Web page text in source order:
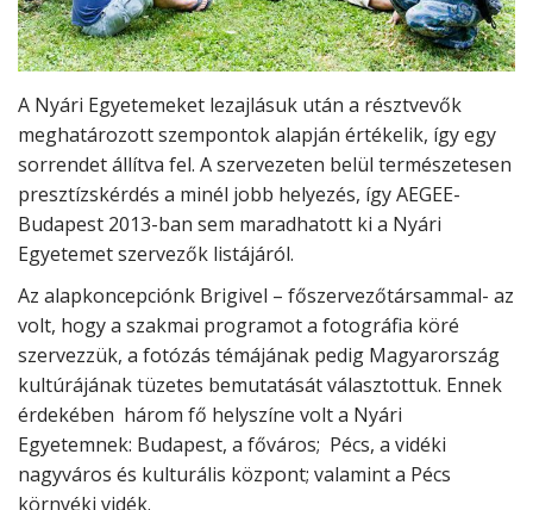
A Nyári Egyetemeket lezajlásuk után a résztvevők
meghatározott szempontok alapján értékelik, így egy
sorrendet állítva fel. A szervezeten belül természetesen
presztízskérdés a minél jobb helyezés, így AEGEE-
Budapest 2013-ban sem maradhatott ki a Nyári
Egyetemet szervezők listájáról.
Az alapkoncepciónk Brigivel – főszervezőtársammal- az
volt, hogy a szakmai programot a fotográfia köré
szervezzük, a fotózás témájának pedig Magyarország
kultúrájának tüzetes bemutatását választottuk. Ennek
érdekében három fő helyszíne volt a Nyári
Egyetemnek: Budapest, a főváros; Pécs, a vidéki
nagyváros és kulturális központ; valamint a Pécs
környéki vidék.